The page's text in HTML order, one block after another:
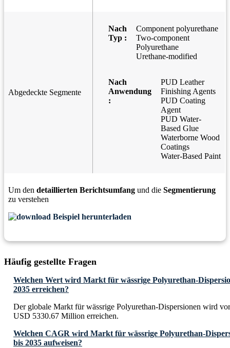
Abgedeckte Segmente
Nach
Typ :
Component polyurethane
Two-component
Polyurethane
Urethane-modified
Nach
Anwendung
:
PUD Leather
Finishing Agents
PUD Coating
Agent
PUD Water-
Based Glue
Waterborne Wood
Coatings
Water-Based Paint
Um den detaillierten Berichtsumfang und die Segmentierung
zu verstehen
Beispiel herunterladen
Häufig gestellte Fragen
Welchen Wert wird Markt für wässrige Polyurethan-
2035 erreichen?
Der globale Markt für wässrige Polyurethan-Dispersionen wird
USD 5330.67 Million erreichen.
Welchen CAGR wird Markt für wässrige Polyurethan-
bis 2035 aufweisen?